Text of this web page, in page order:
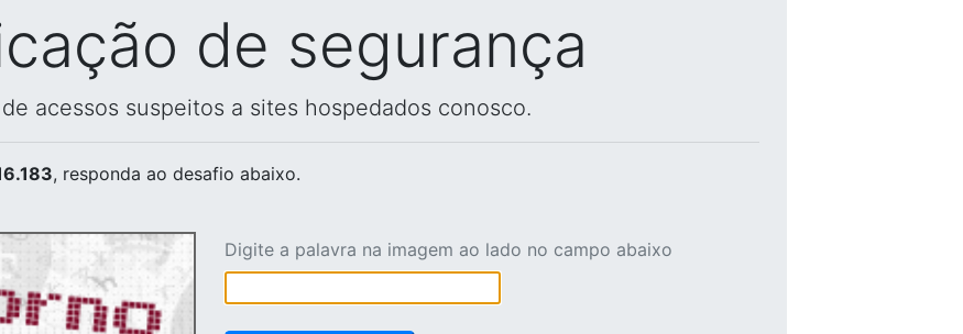
de segurança
acessos suspeitos a sites hospedados conosco.
, responda ao desafio abaixo.
Digite a palavra na imagem ao lado no campo abaixo